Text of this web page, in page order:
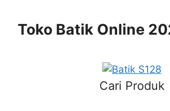
contentToko Batik Online
Cari Produk